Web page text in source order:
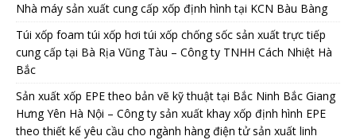
Nhà máy sản xuất cung cấp xốp định hình tại KCN Bàu Bàng
Túi xốp foam túi xốp hơi túi xốp chống sốc sản xuất trực tiếp
cung cấp tại Bà Rịa Vũng Tàu – Công ty TNHH Cách Nhiệt Hà
Bắc
Sản xuất xốp EPE theo bản vẽ kỹ thuật tại Bắc Ninh Bắc Giang
Hưng Yên Hà Nội – Công ty sản xuất khay xốp định hình EPE
theo thiết kế yêu cầu cho ngành hàng điện tử sản xuất linh